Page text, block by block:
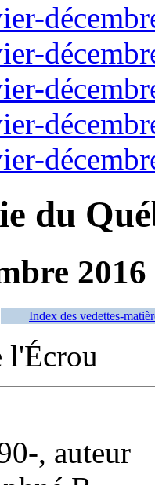
du
2016
Index des vedettes-
l'Écrou
, auteur